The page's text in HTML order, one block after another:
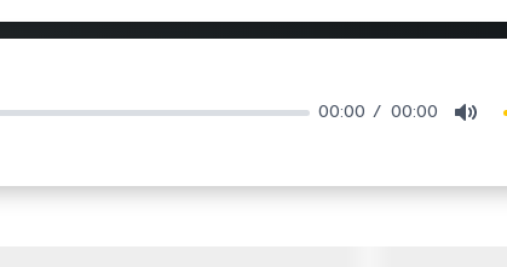
00:00 00:00 Mute